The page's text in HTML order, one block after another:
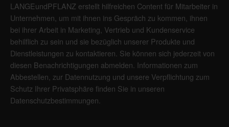
LANGEundPFLANZ erstellt hilfreichen Content für Mitarbeiter in
Unternehmen, um mit ihnen ins Gespräch zu kommen, ihnen
bei ihrer Arbeit in Marketing, Vertrieb und Kundenservice
behilflich zu sein und sie bezüglich unserer Produkte und
Dienstleistungen zu kontaktieren. Sie können sich jederzeit von
diesen Benachrichtigungen abmelden. Informationen zum
Abbestellen, zur Datennutzung und unsere Verpflichtung zum
Schutz Ihrer Privatsphäre finden Sie in unseren
Datenschutzbestimmungen